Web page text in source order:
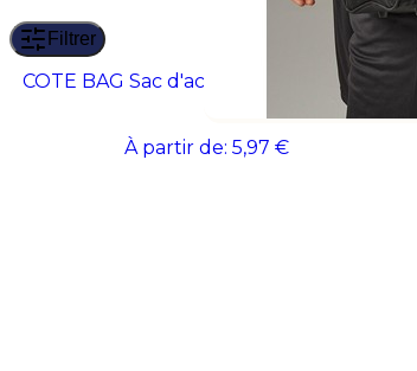
Filtrer
COTE BAG Sac d'accessoires de voyage
À partir de: 5,97 €